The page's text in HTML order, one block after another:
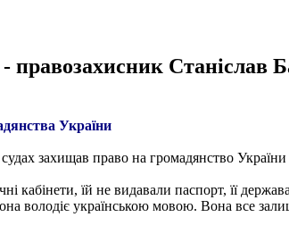
правозахисник Станіслав
України
захищав право на громадянство
кабінети, їй не видавали паспорт, її
володіє українською мовою. Вона все